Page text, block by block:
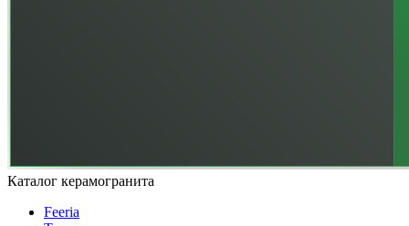
Каталог керамогранита
Feeria